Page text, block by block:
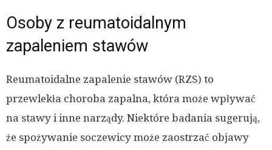
Osoby z reumatoidalnym
zapaleniem stawów
Reumatoidalne zapalenie stawów (RZS) to
przewlekła choroba zapalna, która może wpływać
na stawy i inne narządy. Niektóre badania sugerują,
że spożywanie soczewicy może zaostrzać objawy